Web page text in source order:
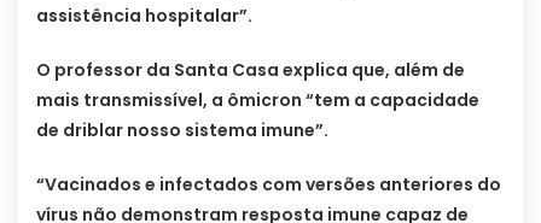
assistência hospitalar”.
O professor da Santa Casa explica que, além de
mais transmissível, a ômicron “tem a capacidade
de driblar nosso sistema imune”.
“Vacinados e infectados com versões anteriores do
vírus não demonstram resposta imune capaz de